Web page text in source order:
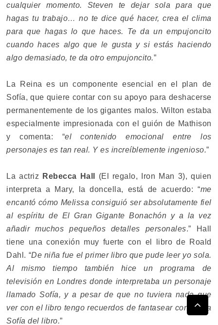
cualquier momento. Steven te dejar sola para que
hagas tu trabajo… no te dice qué hacer, crea el clima
para que hagas lo que haces. Te da un empujoncito
cuando haces algo que le gusta y si estás haciendo
algo demasiado, te da otro empujoncito.”
La Reina es un componente esencial en el plan de
Sofía, que quiere contar con su apoyo para deshacerse
permanentemente de los gigantes malos. Wilton estaba
especialmente impresionada con el guión de Mathison
y comenta: “el contenido emocional entre los
personajes es tan real. Y es increíblemente ingenioso.”
La actriz Rebecca Hall
(El regalo, Iron Man 3), quien
interpreta a Mary, la doncella, está de acuerdo: “me
encantó cómo Melissa consiguió ser absolutamente fiel
al espíritu de El Gran Gigante Bonachón y a la vez
añadir muchos pequeños detalles personales.” Hall
tiene una conexión muy fuerte con el libro de Roald
Dahl. “De niña fue el primer libro que pude leer yo sola.
Al mismo tiempo también hice un programa de
televisión en Londres donde interpretaba un personaje
llamado Sofía, y a pesar de que no tuviera nada que
ver con el libro tengo recuerdos de fantasear con ser la
Sofía del libro.”